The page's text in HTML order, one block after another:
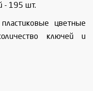
- 195 шт.
цветные
ключей и